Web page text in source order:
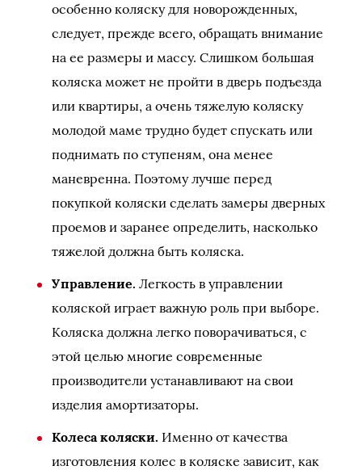
особенно коляску для новорожденных,
следует, прежде всего, обращать внимание
на ее размеры и массу. Слишком большая
коляска может не пройти в дверь подъезда
или квартиры, а очень тяжелую коляску
молодой маме трудно будет спускать или
поднимать по ступеням, она менее
маневренна. Поэтому лучше перед
покупкой коляски сделать замеры дверных
проемов и заранее определить, насколько
тяжелой должна быть коляска.
Управление. Легкость в управлении
коляской играет важную роль при выборе.
Коляска должна легко поворачиваться, с
этой целью многие современные
производители устанавливают на свои
изделия амортизаторы.
Колеса коляски. Именно от качества
изготовления колес в коляске зависит, как